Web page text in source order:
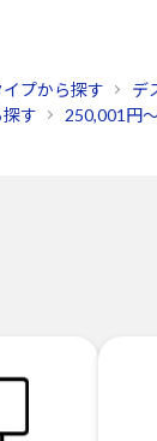
プから探す デ
す 250,001円